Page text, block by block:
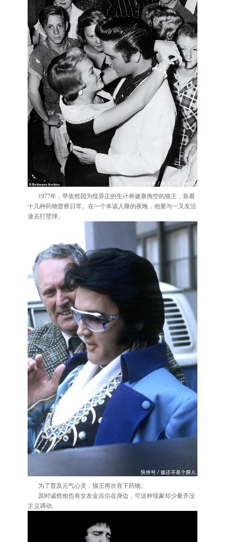
1977年，早依然因为怪异正的生计将健康掏空的猫王，靠着
十几种药物督察日常。在一个本该入睡的夜晚，他要与一又友沿
途去打壁球。
为了普及元气心灵，猫王再次吞下药物。
其时诚然他也有女友金吉尔在身边，可这种现象却少量齐没
主义调动。